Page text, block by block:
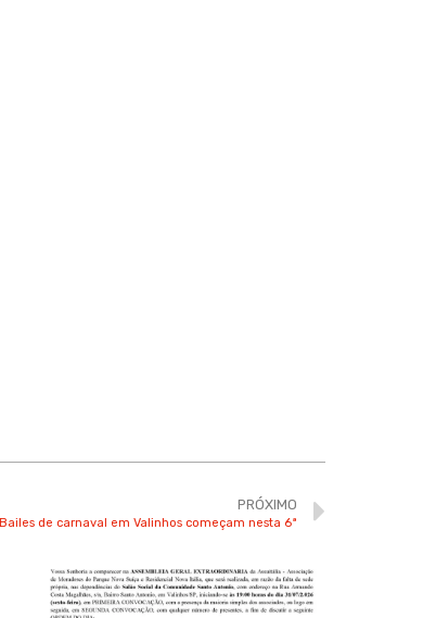
PRÓXIMO
Bailes de carnaval em Valinhos começam nesta 6ª